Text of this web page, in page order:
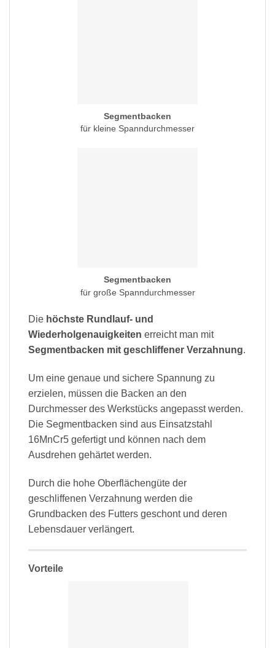
Segmentbacken
für kleine Spanndurchmesser
Segmentbacken
für große Spanndurchmesser
Die höchste Rundlauf- und
Wiederholgenauigkeiten erreicht man mit
Segmentbacken mit geschliffener Verzahnung.
Um eine genaue und sichere Spannung zu
erzielen, müssen die Backen an den
Durchmesser des Werkstücks angepasst werden.
Die Segmentbacken sind aus Einsatzstahl
16MnCr5 gefertigt und können nach dem
Ausdrehen gehärtet werden.
Durch die hohe Oberflächengüte der
geschliffenen Verzahnung werden die
Grundbacken des Futters geschont und deren
Lebensdauer verlängert.
Vorteile